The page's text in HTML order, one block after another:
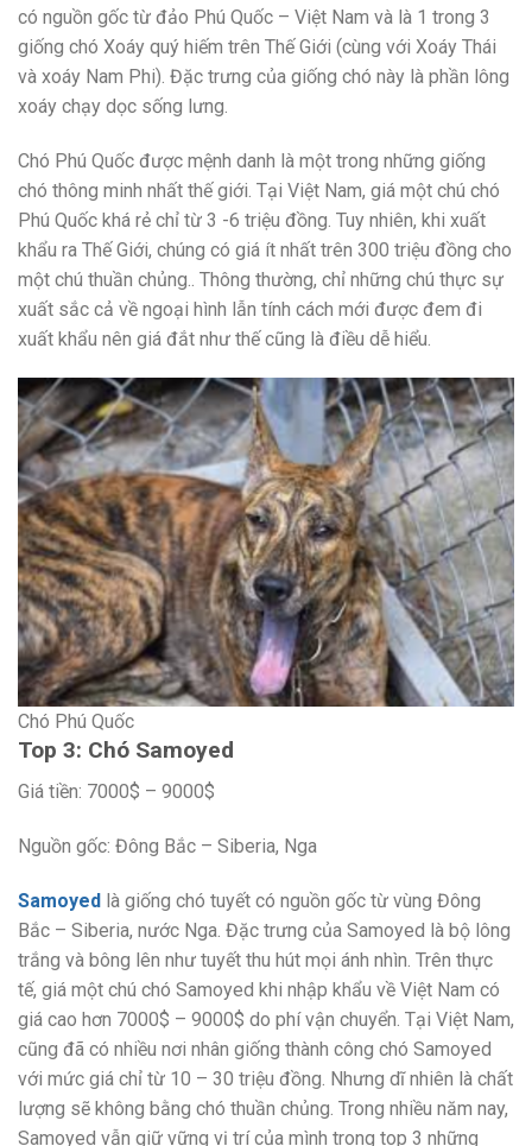
có nguồn gốc từ đảo Phú Quốc – Việt Nam và là 1 trong 3
giống chó Xoáy quý hiếm trên Thế Giới (cùng với Xoáy Thái
và xoáy Nam Phi). Đặc trưng của giống chó này là phần lông
xoáy chạy dọc sống lưng.
Chó Phú Quốc được mệnh danh là một trong những giống
chó thông minh nhất thế giới. Tại Việt Nam, giá một chú chó
Phú Quốc khá rẻ chỉ từ 3 -6 triệu đồng. Tuy nhiên, khi xuất
khẩu ra Thế Giới, chúng có giá ít nhất trên 300 triệu đồng cho
một chú thuần chủng.. Thông thường, chỉ những chú thực sự
xuất sắc cả về ngoại hình lẫn tính cách mới được đem đi
xuất khẩu nên giá đắt như thế cũng là điều dễ hiểu.
Chó Phú Quốc
Top 3: Chó Samoyed
Giá tiền: 7000$ – 9000$
Nguồn gốc: Đông Bắc – Siberia, Nga
Samoyed là giống chó tuyết có nguồn gốc từ vùng Đông
Bắc – Siberia, nước Nga. Đặc trưng của Samoyed là bộ lông
trắng và bông lên như tuyết thu hút mọi ánh nhìn. Trên thực
tế, giá một chú chó Samoyed khi nhập khẩu về Việt Nam có
giá cao hơn 7000$ – 9000$ do phí vận chuyển. Tại Việt Nam,
cũng đã có nhiều nơi nhân giống thành công chó Samoyed
với mức giá chỉ từ 10 – 30 triệu đồng. Nhưng dĩ nhiên là chất
lượng sẽ không bằng chó thuần chủng. Trong nhiều năm nay,
Samoyed vẫn giữ vững vị trí của mình trong top 3 những